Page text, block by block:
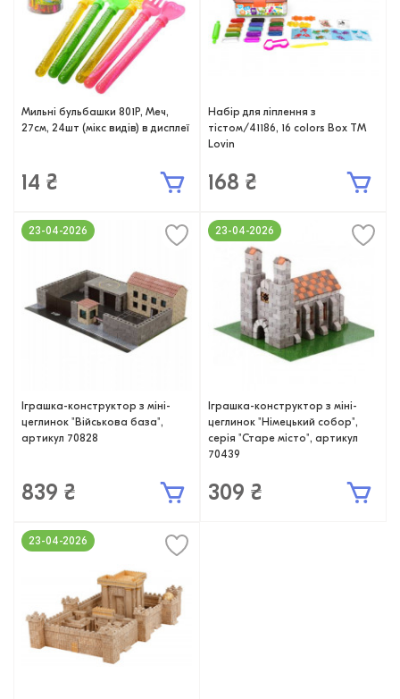
Мильні бульбашки 801P, Меч,
27см, 24шт (мікс видів) в дисплеї
14 ₴
Набір для ліплення з
тістом/41186, 16 colors Box ТМ
Lovin
168 ₴
Іграшка-конструктор з міні-
цеглинок "Військова база",
артикул 70828
839 ₴
23-04-2026
Іграшка-конструктор з міні-
цеглинок "Німецький собор",
серія "Старе місто", артикул
70439
309 ₴
23-04-2026
23-04-2026